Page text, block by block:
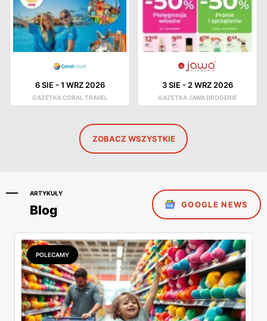
6 SIE -1 WRZ 2026
GAZETKA CORAL TRAVEL
3 SIE - 2 WRZ 2026
GAZETKA JAWA DROGERIE
ZOBACZ WSZYSTKIE
ARTYKUŁY
Blog GOOGLE NEWS
POLECAMY